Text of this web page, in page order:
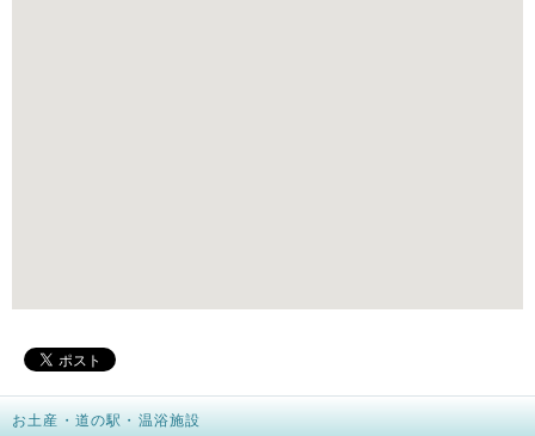
お土産・道の駅・温浴施設